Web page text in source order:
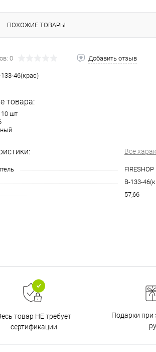
ПОХОЖИЕ ТОВАРЫ
0 Добавить отзыв
46(крас)
товара:
шт
Все
FIRESHOP
В-133-
57,66
товар НЕ требует
сертификации
Подарки при